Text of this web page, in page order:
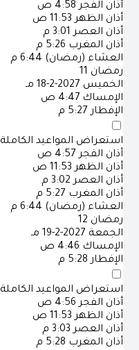
أذان الفجر 4:58 ص
أذان الظهر 11:53 ص
أذان العصر 3:01 م
أذان المغرب 5:26 م
العشاء (رمضان) 6:44 م
رمضان 11
الخميس 2027-2-18 مـ
الإمساك 4:47 ص
الإفطار 5:27 م
استعراض المواعيد الكاملة
أذان الفجر 4:57 ص
أذان الظهر 11:53 ص
أذان العصر 3:02 م
أذان المغرب 5:27 م
العشاء (رمضان) 6:44 م
رمضان 12
الجمعة 2027-2-19 مـ
الإمساك 4:46 ص
الإفطار 5:28 م
استعراض المواعيد الكاملة
أذان الفجر 4:56 ص
أذان الظهر 11:53 ص
أذان العصر 3:03 م
أذان المغرب 5:28 م